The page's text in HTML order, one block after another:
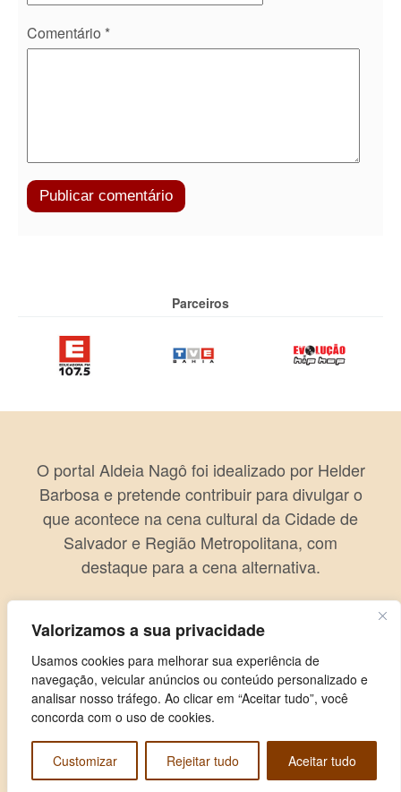
Valorizamos a sua privacidade
Usamos cookies para melhorar sua experiência de
navegação, veicular anúncios ou conteúdo personalizado e
analisar nosso tráfego. Ao clicar em “Aceitar tudo”, você
concorda com o uso de cookies.
Customizar Rejeitar tudo Aceitar tudo
Comentário *
Parceiros
O portal Aldeia Nagô foi idealizado por Helder
Barbosa e pretende contribuir para divulgar o
que acontece na cena cultural da Cidade de
Salvador e Região Metropolitana, com
destaque para a cena alternativa.
Copyright © 2026 Aldeia Nagô. Todos os direitos reservados.